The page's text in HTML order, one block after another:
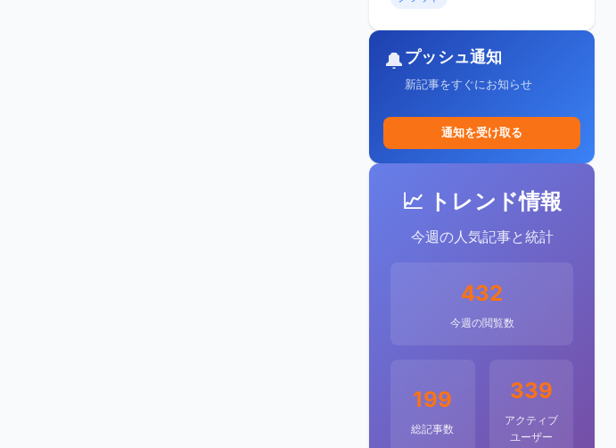
🔔プッシュ通知
新記事をすぐにお知らせ
通知を受け取る
📈 トレンド情報
今週の人気記事と統計
432
今週の閲覧数
199
総記事数
339
アクティブ
ユーザー